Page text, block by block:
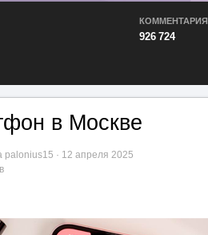
КОММЕНТАРИЯ
926 724
в Москве
palonius15 · 12 апреля 2025